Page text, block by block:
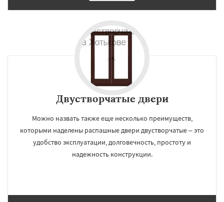
Двустворчатые двери
Можно назвать также еще несколько преимуществ,
которыми наделены распашные двери двустворчатые – это
удобство эксплуатации, долговечность, простоту и
надежность конструкции.